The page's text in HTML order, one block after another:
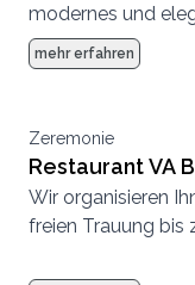
modernes und
Witterung zulässt
einladenden
Aussenbereich.
mehr erfahren
Zeremonie
Restaurant VA
Wir organisieren
freien Trauung bis